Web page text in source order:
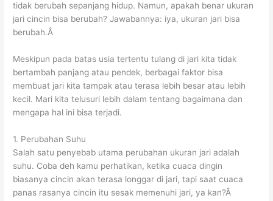
tidak berubah sepanjang hidup. Namun, apakah benar ukuran
jari cincin bisa berubah? Jawabannya: iya, ukuran jari bisa
berubah.Â
Meskipun pada batas usia tertentu tulang di jari kita tidak
bertambah panjang atau pendek, berbagai faktor bisa
membuat jari kita tampak atau terasa lebih besar atau lebih
kecil. Mari kita telusuri lebih dalam tentang bagaimana dan
mengapa hal ini bisa terjadi.
1. Perubahan Suhu
Salah satu penyebab utama perubahan ukuran jari adalah
suhu. Coba deh kamu perhatikan, ketika cuaca dingin
biasanya cincin akan terasa longgar di jari, tapi saat cuaca
panas rasanya cincin itu sesak memenuhi jari, ya kan?Â